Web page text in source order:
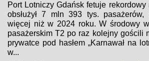
Port Lotniczy Gdańsk fetuje
obsłużył 7 mln 393 tys.
więcej niż w 2024 roku. W środowy
pasażerskim T2 po raz kolejny gościli
prywatce pod hasłem „Karnawał na
w...